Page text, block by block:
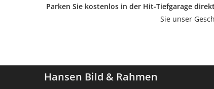
Parken Sie kostenlos in der Hit-Tiefgarage
Sie unser
Hansen Bild & Rahmen